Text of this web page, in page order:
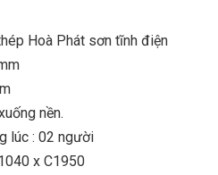
Hoà Phát sơn tĩnh điện
nền.
lúc : 02 người
x C1950